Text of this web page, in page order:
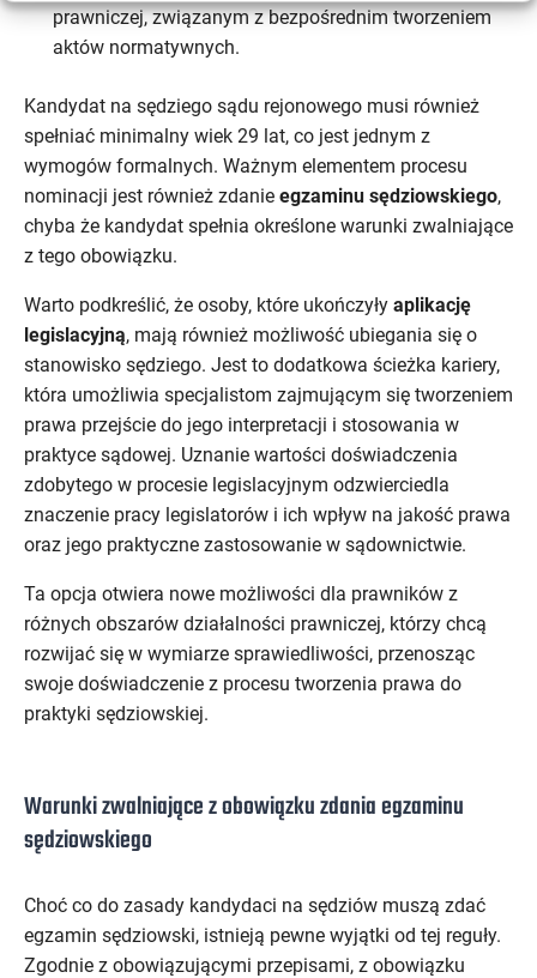
prawniczej, związanym z bezpośrednim tworzeniem
aktów normatywnych.
Kandydat na sędziego sądu rejonowego musi również
spełniać minimalny wiek 29 lat, co jest jednym z
wymogów formalnych. Ważnym elementem procesu
nominacji jest również zdanie egzaminu sędziowskiego,
chyba że kandydat spełnia określone warunki zwalniające
z tego obowiązku.
Warto podkreślić, że osoby, które ukończyły aplikację
legislacyjną, mają również możliwość ubiegania się o
stanowisko sędziego. Jest to dodatkowa ścieżka kariery,
która umożliwia specjalistom zajmującym się tworzeniem
prawa przejście do jego interpretacji i stosowania w
praktyce sądowej. Uznanie wartości doświadczenia
zdobytego w procesie legislacyjnym odzwierciedla
znaczenie pracy legislatorów i ich wpływ na jakość prawa
oraz jego praktyczne zastosowanie w sądownictwie.
Ta opcja otwiera nowe możliwości dla prawników z
różnych obszarów działalności prawniczej, którzy chcą
rozwijać się w wymiarze sprawiedliwości, przenosząc
swoje doświadczenie z procesu tworzenia prawa do
praktyki sędziowskiej.
Warunki zwalniające z obowiązku zdania egzaminu
sędziowskiego
Choć co do zasady kandydaci na sędziów muszą zdać
egzamin sędziowski, istnieją pewne wyjątki od tej reguły.
Zgodnie z obowiązującymi przepisami, z obowiązku